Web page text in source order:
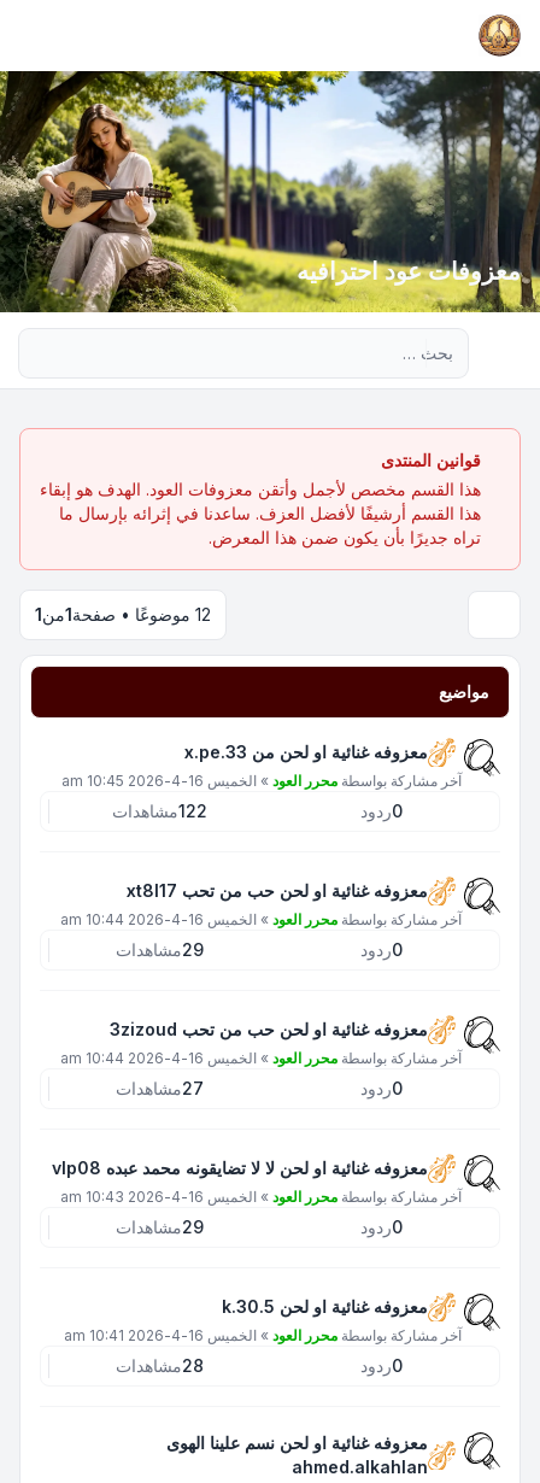
معزوفات عود احترافيه
قوانين المنتدى
هذا القسم مخصص لأجمل وأتقن معزوفات العود. الهدف هو إبقاء
هذا القسم أرشيفًا لأفضل العزف. ساعدنا في إثرائه بإرسال ما
تراه جديرًا بأن يكون ضمن هذا المعرض.
12 موضوعًا • صفحة 1من1
مواضيع
معزوفه غنائية او لحن من x.pe.33
آخر مشاركة بواسطة محرر العود » الخميس 16-4-2026 10:45 am
0ردود 122مشاهدات
معزوفه غنائية او لحن حب من تحب xt8l17
آخر مشاركة بواسطة محرر العود » الخميس 16-4-2026 10:44 am
0ردود 29مشاهدات
معزوفه غنائية او لحن حب من تحب 3zizoud
آخر مشاركة بواسطة محرر العود » الخميس 16-4-2026 10:44 am
0ردود 27مشاهدات
معزوفه غنائية او لحن لا لا تضايقونه محمد عبده vlp08
آخر مشاركة بواسطة محرر العود » الخميس 16-4-2026 10:43 am
0ردود 29مشاهدات
معزوفه غنائية او لحن k.30.5
آخر مشاركة بواسطة محرر العود » الخميس 16-4-2026 10:41 am
0ردود 28مشاهدات
معزوفه غنائية او لحن نسم علينا الهوى
ahmed.alkahlan